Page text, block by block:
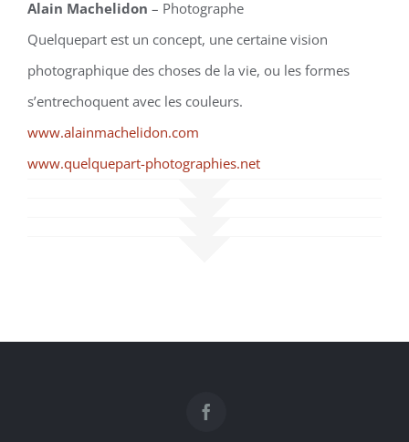
Alain Machelidon – Photographe
Quelquepart est un concept, une certaine vision
photographique des choses de la vie, ou les formes
s’entrechoquent avec les couleurs.
www.alainmachelidon.com
www.quelquepart-photographies.net